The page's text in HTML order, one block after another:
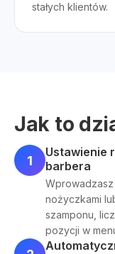
stałych klientów.
Jak to
1
Ustawienie
barbera
nożyczkami
szamponu,
pozycji w